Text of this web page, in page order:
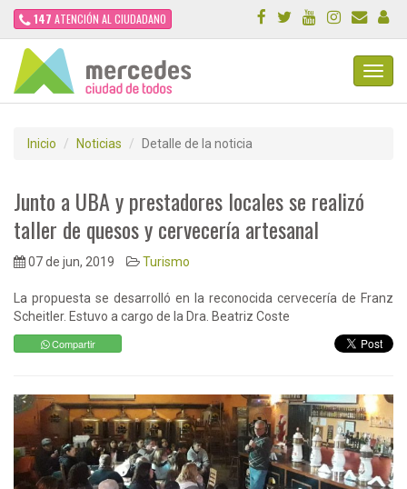
147 ATENCIÓN AL CIUDADANO
Inicio Noticias Detalle de la noticia
Junto a UBA y prestadores locales se realizó
taller de quesos y cervecería artesanal
07 de jun, 2019 Turismo
La propuesta se desarrolló en la reconocida cervecería de Franz
Scheitler. Estuvo a cargo de la Dra. Beatriz Coste
Compartir